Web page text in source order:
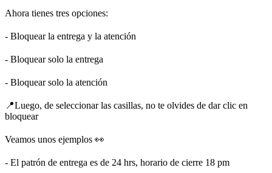
Ahora tienes tres opciones:
- Bloquear la entrega y la atención
- Bloquear solo la entrega
- Bloquear solo la atención
📍Luego, de seleccionar las casillas, no te olvides de dar clic en
bloquear
Veamos unos ejemplos 👀
- El patrón de entrega es de 24 hrs, horario de cierre 18 pm